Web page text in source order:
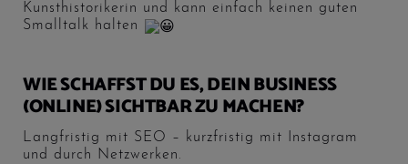
Kunsthistorikerin und kann einfach keinen guten
Smalltalk halten
WIE SCHAFFST DU ES, DEIN BUSINESS
(ONLINE) SICHTBAR ZU MACHEN?
Langfristig mit SEO – kurzfristig mit Instagram
und durch Netzwerken.